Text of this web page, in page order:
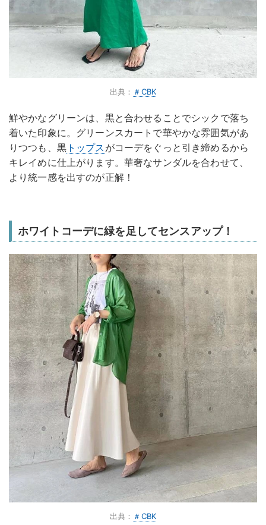
出典： ＃CBK
鮮やかなグリーンは、黒と合わせることでシックで落ち
着いた印象に。グリーンスカートで華やかな雰囲気があ
りつつも、黒トップス がコーデをぐっと引き締めるから
キレイめに仕上がります。華奢なサンダルを合わせて、
より統一感を出すのが正解！
ホワイトコーデに緑を足してセンスアップ！
出典： ＃CBK